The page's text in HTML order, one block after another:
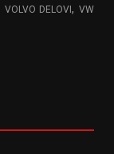
VOLVO DELOVI, VW